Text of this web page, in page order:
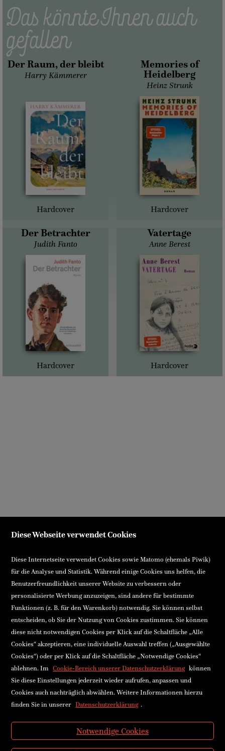
Das könnte Ihnen auch
gefallen
Der Raum, der bleibt
Harry Kämmerer
Hardcover
Memories of
Heidelberg
Heinz Strunk
Hardcover
Der Betrachter
Judith Fanto
Hardcover
Vatertage
Anne Berest
Hardcover
Diese Webseite verwendet Cookies
Diese Internetseite verwendet Cookies sowie Matomo (ehemals Piwik)
für die Analyse und Statistik. Während einige Cookies uns helfen, die
Benutzerfreundlichkeit unserer Website zu verbessern oder
personalisierte Werbung anzuzeigen, sind andere für bestimmte
Funktionen (z. B. für den Warenkorb) notwendig. Sie können selbst
entscheiden, ob Sie der Nutzung von Cookies zustimmen. Sie können
diese nicht notwendigen Cookies per Klick auf die Schaltfläche „Alle
Cookies“ akzeptieren, eine individuelle Auswahl treffen („Ausgewählte
Cookies“) oder per Klick auf die Schaltfläche „Notwendige Cookies“
ablehnen. Im Cookie-Bereich unserer Datenschutzerklärung können
Sie diese Einstellungen jederzeit wieder aufrufen, anpassen und
Cookies auch nachträglich abwählen. Weitere Informationen hierzu
finden Sie in unserer Datenschutzerklärung .
Notwendige Cookies